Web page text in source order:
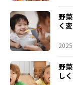
野
く
野
し